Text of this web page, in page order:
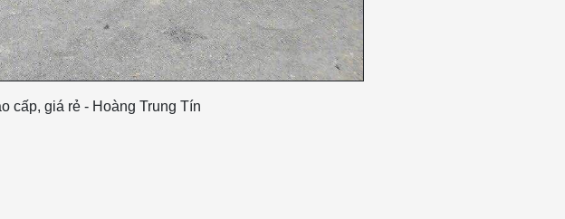
cấp, giá rẻ - Hoàng Trung Tín